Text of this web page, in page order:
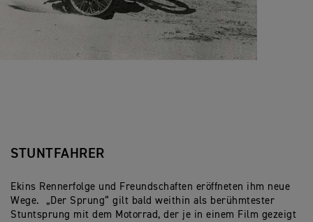
STUNTFAHRER
Ekins Rennerfolge und Freundschaften eröffneten ihm neue
Wege. „Der Sprung“ gilt bald weithin als berühmtester
Stuntsprung mit dem Motorrad, der je in einem Film gezeigt